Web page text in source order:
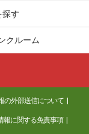
探す
クルーム
の外部送信について
報に関する免責事項